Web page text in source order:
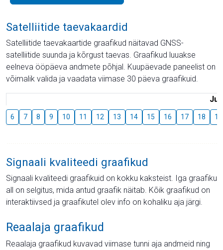
Satelliitide taevakaardid
Satelliitide taevakaartide graafikud näitavad GNSS-
satelliitide suunda ja kõrgust taevas. Graafikud luuakse
eelneva ööpäeva andmete põhjal. Kuupäevade paneelist on
võimalik valida ja vaadata viimase 30 päeva graafikuid.
6 7 8 9 10 11 12 13 14 15 16 17 18 19
Signaali kvaliteedi graafikud
Signaali kvaliteedi graafikuid on kokku kaksteist. Iga graafiku
all on selgitus, mida antud graafik näitab. Kõik graafikud on
interaktiivsed ja graafikutel olev info on kohaliku aja järgi.
Reaalaja graafikud
Reaalaja graafikud kuvavad viimase tunni aja andmeid ning